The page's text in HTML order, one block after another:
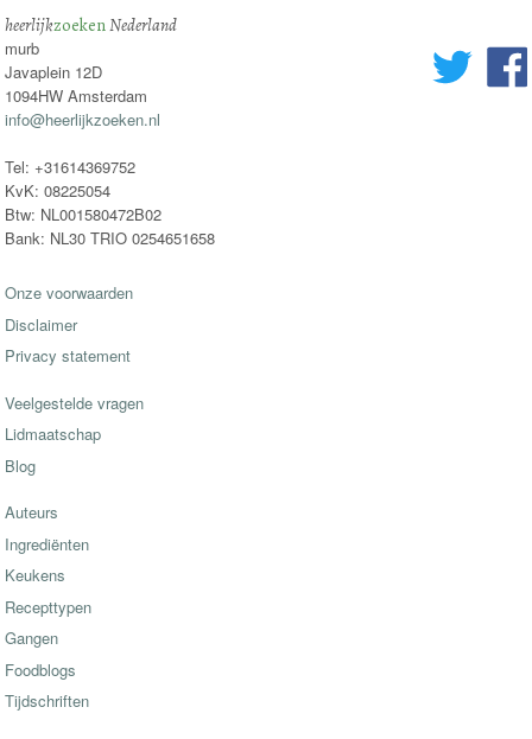
heerlijkzoekenNederland
murb
Javaplein 12D
1094HW Amsterdam
info@heerlijkzoeken.nl
Tel: +31614369752
KvK: 08225054
Btw: NL001580472B02
Bank: NL30 TRIO 0254651658
Onze voorwaarden
Disclaimer
Privacy statement
Veelgestelde vragen
Lidmaatschap
Blog
Auteurs
Ingrediënten
Keukens
Recepttypen
Gangen
Foodblogs
Tijdschriften